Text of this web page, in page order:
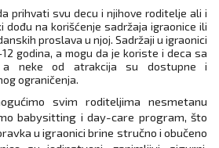
prihvati svu decu i njihove roditelje ali i
dođu na korišćenje sadržaja igraonice ili
proslava u njoj. Sadržaji u igraonici
godina, a mogu da je koriste i deca sa
a neke od atrakcija su dostupne i
ograničenja.
svim roditeljima nesmetanu
babysitting i day-care program, što
u igraonici brine stručno i obučeno